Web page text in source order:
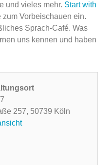
und vieles mehr. Start with
Vorbeischauen ein.
Sprach-Café. Was
uns kennen und haben
257, 50739 Köln